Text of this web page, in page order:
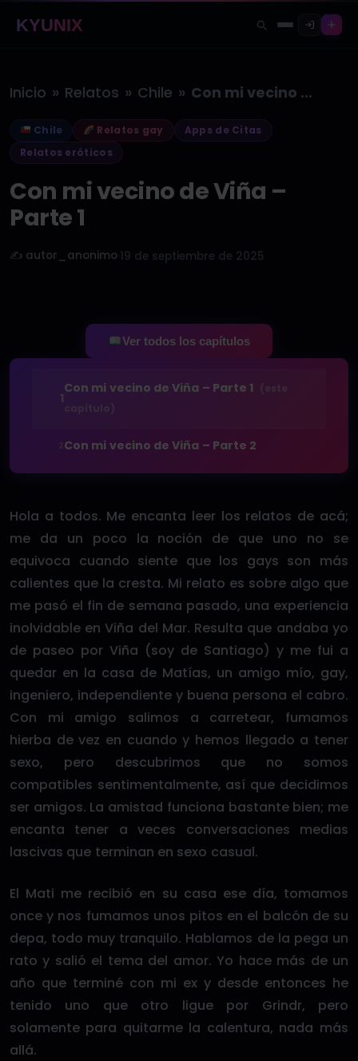
KYUNIX
Inicio » Relatos » Chile » Con mi vecino de Viña –…
Chile Relatos gay
Apps de Citas
Relatos eróticos
Con mi vecino de Viña –
Parte 1
✍️ autor_anonimo 19 de septiembre de 2025
Ver todos los capítulos
1
Con mi vecino de Viña – Parte 1
Con mi vecino de Viña – Parte 2
Hola a todos. Me encanta leer los relatos de acá;
me da un poco la noción de que uno no se
equivoca cuando siente que los gays son más
calientes que la cresta. Mi relato es sobre algo que
me pasó el fin de semana pasado, una experiencia
inolvidable en Viña del Mar. Resulta que andaba yo
de paseo por Viña (soy de Santiago) y me fui a
quedar en la casa de Matías, un amigo mío, gay,
ingeniero, independiente y buena persona el cabro.
Con mi amigo salimos a carretear, fumamos
hierba de vez en cuando y hemos llegado a tener
sexo, pero descubrimos que no somos
compatibles sentimentalmente, así que decidimos
ser amigos. La amistad funciona bastante bien; me
encanta tener a veces conversaciones medias
lascivas que terminan en sexo casual.
El Mati me recibió en su casa ese día, tomamos
once y nos fumamos unos pitos en el balcón de su
depa, todo muy tranquilo. Hablamos de la pega un
rato y salió el tema del amor. Yo hace más de un
año que terminé con mi ex y desde entonces he
tenido uno que otro ligue por Grindr, pero
solamente para quitarme la calentura, nada más
allá.